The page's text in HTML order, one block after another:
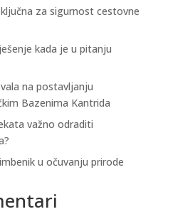
za sigurnost cestovne
kada je u pitanju
na postavljanju
Bazenima Kantrida
važno odraditi
u očuvanju prirode